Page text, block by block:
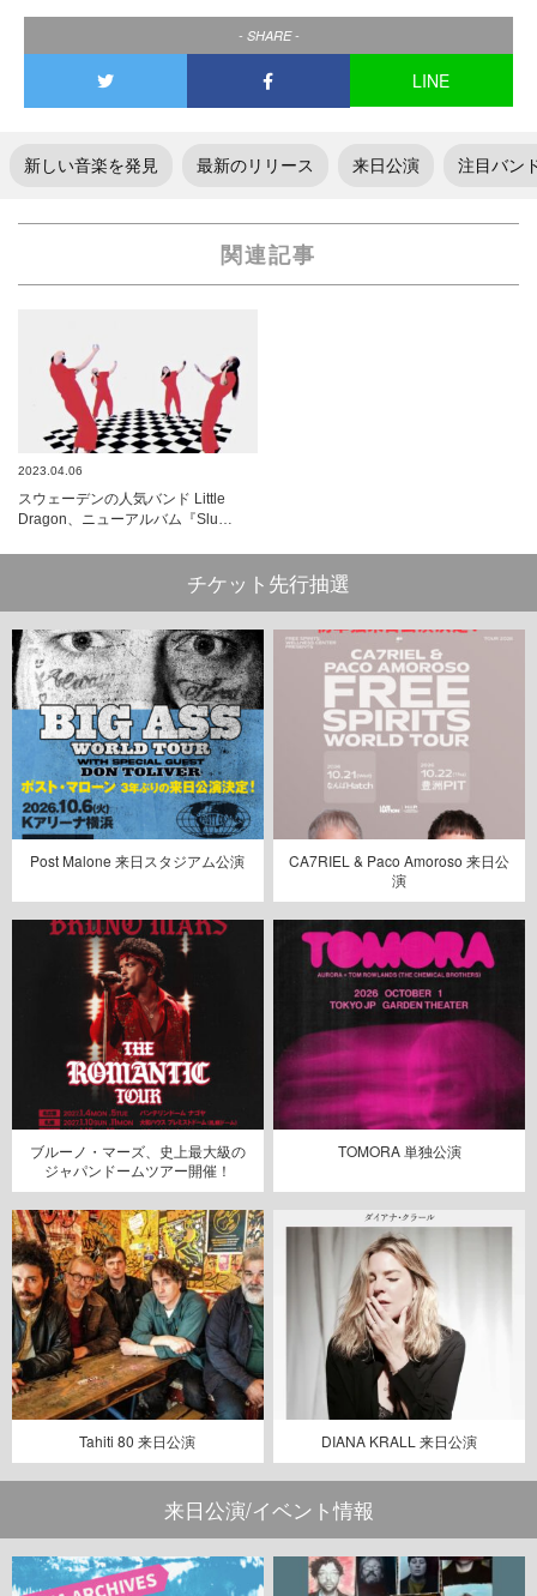
- SHARE -
LINE
新しい音楽を発見 最新のリリース 来日公演 注目バン
関連記事
2023.04.06
スウェーデンの人気バンド Little
Dragon、ニューアルバム『Slu…
チケット先行抽選
Post Malone 来日スタジアム公演
CA7RIEL & Paco Amoroso 来日公
演
ブルーノ・マーズ、史上最大級の
ジャパンドームツアー開催！
TOMORA 単独公演
Tahiti 80 来日公演 DIANA KRALL 来日公演
来日公演/イベント情報